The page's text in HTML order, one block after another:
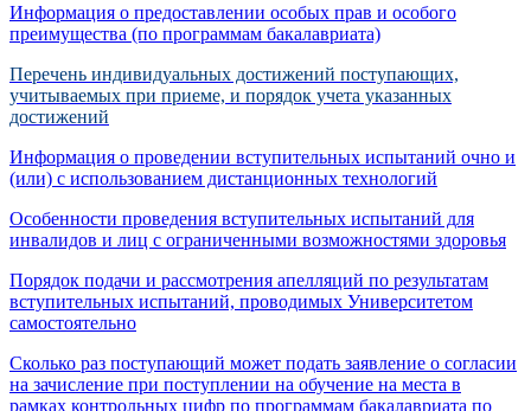
Информация о предоставлении особых прав и особого
преимущества (по программам бакалавриата)
Перечень индивидуальных достижений поступающих,
учитываемых при приеме, и порядок учета указанных
достижений
Информация о проведении вступительных испытаний очно и
(или) с использованием дистанционных технологий
Особенности проведения вступительных испытаний для
инвалидов и лиц с ограниченными возможностями здоровья
Порядок подачи и рассмотрения апелляций по результатам
вступительных испытаний, проводимых Университетом
самостоятельно
Сколько раз поступающий может подать заявление о согласии
на зачисление при поступлении на обучение на места в
рамках контрольных цифр по программам бакалавриата по